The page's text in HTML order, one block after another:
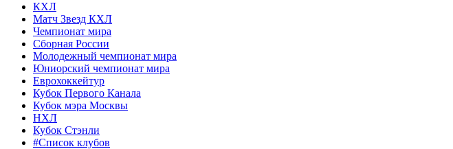
КХЛ
Матч Звезд КХЛ
Чемпионат мира
Сборная России
Молодежный чемпионат мира
Юниорский чемпионат мира
Еврохоккейтур
Кубок Первого Канала
Кубок мэра Москвы
НХЛ
Кубок Стэнли
#Список клубов